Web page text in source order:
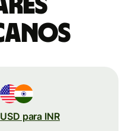
USD para INR